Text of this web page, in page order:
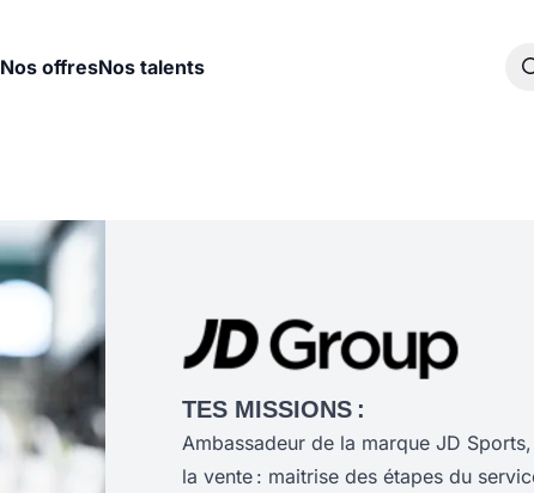
Nos offresNos talents
TES MISSIONS :
Ambassadeur de la marque JD
la vente : maitrise des étapes du